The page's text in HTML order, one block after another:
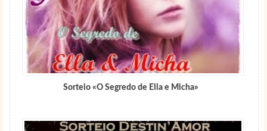
Sorteio «O Segredo de Ella e Micha»